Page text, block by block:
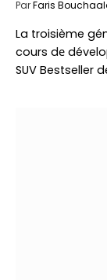
ParFaris
La troisième
cours dе
SUV Bestseller